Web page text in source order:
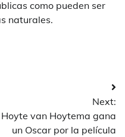
como pueden ser
naturales.
Next:
Hoyte van Hoytema gana
un Oscar por la película